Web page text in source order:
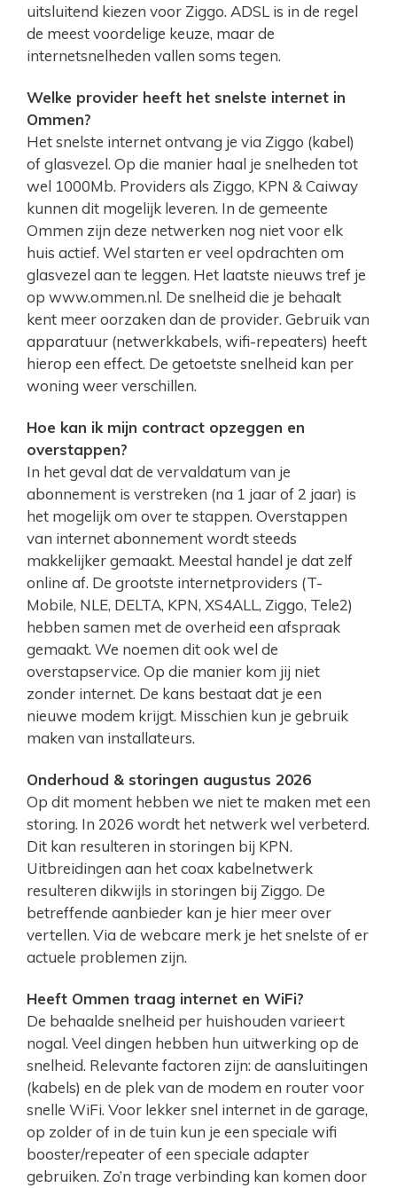
uitsluitend kiezen voor Ziggo. ADSL is in de regel
de meest voordelige keuze, maar de
internetsnelheden vallen soms tegen.
Welke provider heeft het snelste internet in
Ommen?
Het snelste internet ontvang je via Ziggo (kabel)
of glasvezel. Op die manier haal je snelheden tot
wel 1000Mb. Providers als Ziggo, KPN & Caiway
kunnen dit mogelijk leveren. In de gemeente
Ommen zijn deze netwerken nog niet voor elk
huis actief. Wel starten er veel opdrachten om
glasvezel aan te leggen. Het laatste nieuws tref je
op www.ommen.nl. De snelheid die je behaalt
kent meer oorzaken dan de provider. Gebruik van
apparatuur (netwerkkabels, wifi-repeaters) heeft
hierop een effect. De getoetste snelheid kan per
woning weer verschillen.
Hoe kan ik mijn contract opzeggen en
overstappen?
In het geval dat de vervaldatum van je
abonnement is verstreken (na 1 jaar of 2 jaar) is
het mogelijk om over te stappen. Overstappen
van internet abonnement wordt steeds
makkelijker gemaakt. Meestal handel je dat zelf
online af. De grootste internetproviders (T-
Mobile, NLE, DELTA, KPN, XS4ALL, Ziggo, Tele2)
hebben samen met de overheid een afspraak
gemaakt. We noemen dit ook wel de
overstapservice. Op die manier kom jij niet
zonder internet. De kans bestaat dat je een
nieuwe modem krijgt. Misschien kun je gebruik
maken van installateurs.
Onderhoud & storingen augustus 2026
Op dit moment hebben we niet te maken met een
storing. In 2026 wordt het netwerk wel verbeterd.
Dit kan resulteren in storingen bij KPN.
Uitbreidingen aan het coax kabelnetwerk
resulteren dikwijls in storingen bij Ziggo. De
betreffende aanbieder kan je hier meer over
vertellen. Via de webcare merk je het snelste of er
actuele problemen zijn.
Heeft Ommen traag internet en WiFi?
De behaalde snelheid per huishouden varieert
nogal. Veel dingen hebben hun uitwerking op de
snelheid. Relevante factoren zijn: de aansluitingen
(kabels) en de plek van de modem en router voor
snelle WiFi. Voor lekker snel internet in de garage,
op zolder of in de tuin kun je een speciale wifi
booster/repeater of een speciale adapter
gebruiken. Zo’n trage verbinding kan komen door